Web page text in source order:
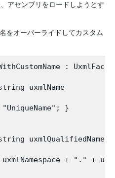
アセンブリをロードしようとす
をオーバーライドしてカスタム
:
uxmlName
}
uxmlQualifiedName
+ "." +